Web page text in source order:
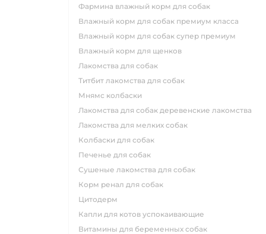
фармина влажный корм для собак
влажный корм для собак премиум класса
влажный корм для собак супер премиум
влажный корм для щенков
лакомства для собак
титбит лакомства для собак
мнямс колбаски
лакомства для собак деревенские лакомства
лакомства для мелких собак
колбаски для собак
печенье для собак
сушеные лакомства для собак
корм ренал для собак
цитодерм
капли для котов успокаивающие
витамины для беременных собак